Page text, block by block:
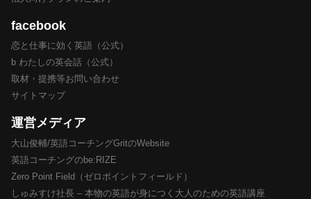
facebook
恋と仕事に効く英語（公式）
b わたしの英会話（公式）
取材・提携等お問い合わせ
サイトマップ
運営メディア
大山俊輔/英語コーチングGritのWebsite
英語コーチングのbe:RIZE
Zero Point Field（ゼロポイントフィールド）
しゅみすけ社長 – 本物の英語が身につく大人のための英語講座